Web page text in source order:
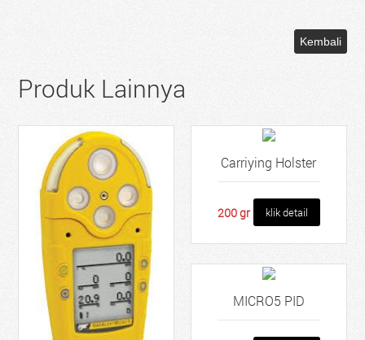
Produk Lainnya
Carriying Holster
200 gr klik detail
MICRO5 PID